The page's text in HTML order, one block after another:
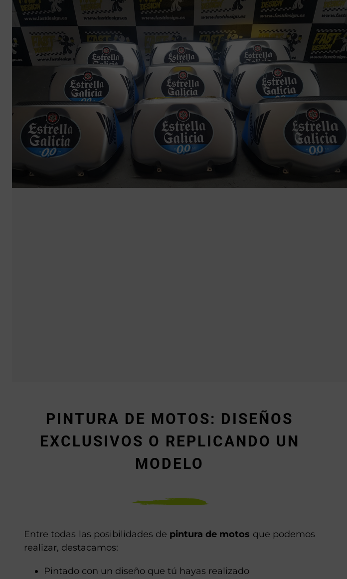
PINTURA DE MOTOS: DISEÑOS
EXCLUSIVOS O REPLICANDO UN
MODELO
Entre todas las posibilidades de pintura de motos que podemos
realizar, destacamos:
Pintado con un diseño que tú hayas realizado